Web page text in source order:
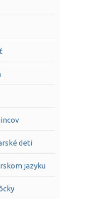
deti
jazyku